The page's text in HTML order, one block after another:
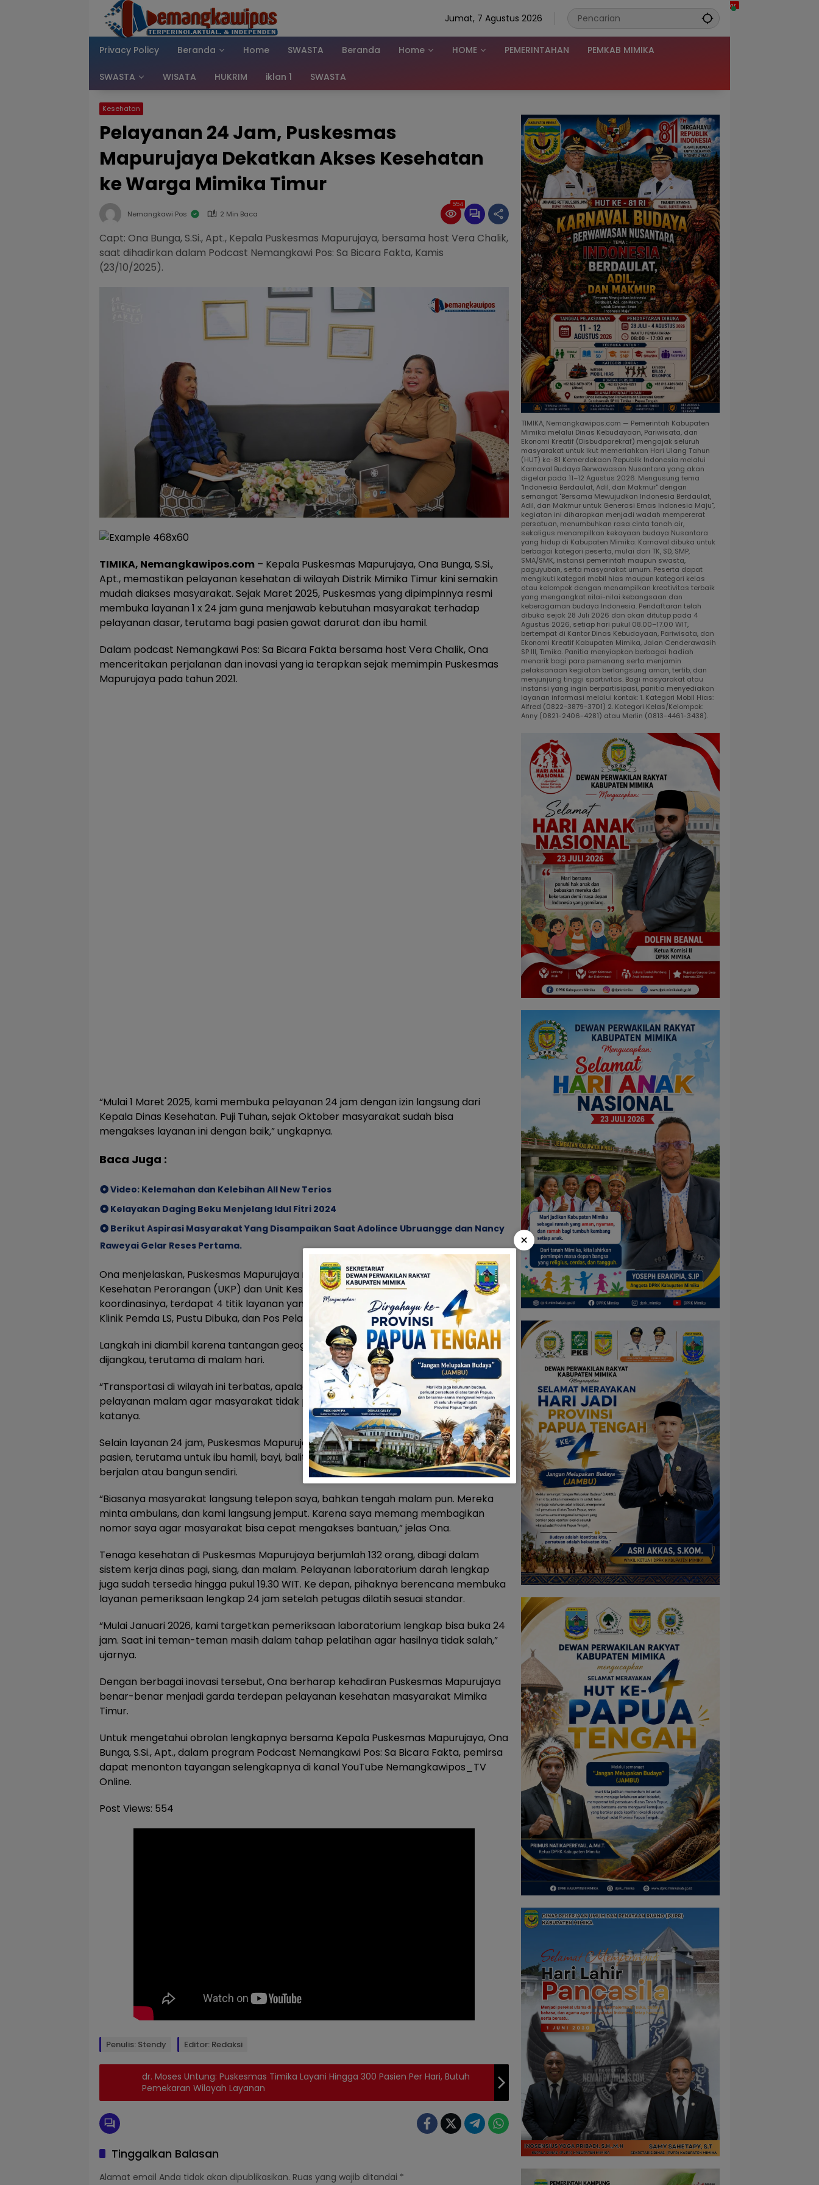
Jumat, 7 Agustus 2026
Privacy Policy Beranda Home SWASTA Beranda Home HOME PEMERINTAHAN PEMKAB MIMIKA
SWASTA WISATA HUKRIM iklan 1 SWASTA
Kesehatan
Pelayanan 24 Jam, Puskesmas
Mapurujaya Dekatkan Akses Kesehatan
ke Warga Mimika Timur
Nemangkawi Pos 2 Min Baca
554
Capt: Ona Bunga, S.Si., Apt., Kepala Puskesmas Mapurujaya, bersama host Vera Chalik,
saat dihadirkan dalam Podcast Nemangkawi Pos: Sa Bicara Fakta, Kamis
(23/10/2025).
TIMIKA, Nemangkawipos.com – Kepala Puskesmas Mapurujaya, Ona Bunga, S.Si.,
Apt., memastikan pelayanan kesehatan di wilayah Distrik Mimika Timur kini semakin
mudah diakses masyarakat. Sejak Maret 2025, Puskesmas yang dipimpinnya resmi
membuka layanan 1 x 24 jam guna menjawab kebutuhan masyarakat terhadap
pelayanan dasar, terutama bagi pasien gawat darurat dan ibu hamil.
Dalam podcast Nemangkawi Pos: Sa Bicara Fakta bersama host Vera Chalik, Ona
menceritakan perjalanan dan inovasi yang ia terapkan sejak memimpin Puskesmas
Mapurujaya pada tahun 2021.
“Mulai 1 Maret 2025, kami membuka pelayanan 24 jam dengan izin langsung dari
Kepala Dinas Kesehatan. Puji Tuhan, sejak Oktober masyarakat sudah bisa
mengakses layanan ini dengan baik,” ungkapnya.
Baca Juga :
Video: Kelemahan dan Kelebihan All New Terios
Kelayakan Daging Beku Menjelang Idul Fitri 2024
Berikut Aspirasi Masyarakat Yang Disampaikan Saat Adolince Ubruangge dan Nancy
Raweyai Gelar Reses Pertama.
Ona menjelaskan, Puskesmas Mapurujaya memiliki dua jenis layanan utama, yaitu Unit
Kesehatan Perorangan (UKP) dan Unit Kesehatan Masyarakat (UKM). Di bawah
koordinasinya, terdapat 4 titik layanan yang meliputi Klinik Pemda Cenderawasih,
Klinik Pemda LS, Pustu Dibuka, dan Pos Pelayanan Pelabuhan Pomako.
Langkah ini diambil karena tantangan geografis wilayah Mimika Timur yang sulit
dijangkau, terutama di malam hari.
“Transportasi di wilayah ini terbatas, apalagi malam hari. Karena itu kami buka
pelayanan malam agar masyarakat tidak perlu ke kota hanya untuk berobat,”
katanya.
Selain layanan 24 jam, Puskesmas Mapurujaya juga memiliki program antar jemput
pasien, terutama untuk ibu hamil, bayi, balita, lansia, serta pasien yang tidak bisa
berjalan atau bangun sendiri.
“Biasanya masyarakat langsung telepon saya, bahkan tengah malam pun. Mereka
minta ambulans, dan kami langsung jemput. Karena saya memang membagikan
nomor saya agar masyarakat bisa cepat mengakses bantuan,” jelas Ona.
Tenaga kesehatan di Puskesmas Mapurujaya berjumlah 132 orang, dibagi dalam
sistem kerja dinas pagi, siang, dan malam. Pelayanan laboratorium darah lengkap
juga sudah tersedia hingga pukul 19.30 WIT. Ke depan, pihaknya berencana membuka
layanan pemeriksaan lengkap 24 jam setelah petugas dilatih sesuai standar.
“Mulai Januari 2026, kami targetkan pemeriksaan laboratorium lengkap bisa buka 24
jam. Saat ini teman-teman masih dalam tahap pelatihan agar hasilnya tidak salah,”
ujarnya.
Dengan berbagai inovasi tersebut, Ona berharap kehadiran Puskesmas Mapurujaya
benar-benar menjadi garda terdepan pelayanan kesehatan masyarakat Mimika
Timur.
Untuk mengetahui obrolan lengkapnya bersama Kepala Puskesmas Mapurujaya, Ona
Bunga, S.Si., Apt., dalam program Podcast Nemangkawi Pos: Sa Bicara Fakta, pemirsa
dapat menonton tayangan selengkapnya di kanal YouTube Nemangkawipos_TV
Online.
Post Views: 554
Penulis: Stendy Editor: Redaksi
dr. Moses Untung: Puskesmas Timika Layani Hingga 300 Pasien Per Hari, Butuh
Pemekaran Wilayah Layanan
Tinggalkan Balasan
Alamat email Anda tidak akan dipublikasikan. Ruas yang wajib ditandai *
TIMIKA, Nemangkawipos.com — Pemerintah Kabupaten
Mimika melalui Dinas Kebudayaan, Pariwisata, dan
Ekonomi Kreatif (Disbudparekraf) mengajak seluruh
masyarakat untuk ikut memeriahkan Hari Ulang Tahun
(HUT) ke-81 Kemerdekaan Republik Indonesia melalui
Karnaval Budaya Berwawasan Nusantara yang akan
digelar pada 11–12 Agustus 2026. Mengusung tema
"Indonesia Berdaulat, Adil, dan Makmur" dengan
semangat "Bersama Mewujudkan Indonesia Berdaulat,
Adil, dan Makmur untuk Generasi Emas Indonesia Maju",
kegiatan ini diharapkan menjadi wadah mempererat
persatuan, menumbuhkan rasa cinta tanah air,
sekaligus menampilkan kekayaan budaya Nusantara
yang hidup di Kabupaten Mimika. Karnaval dibuka untuk
berbagai kategori peserta, mulai dari TK, SD, SMP,
SMA/SMK, instansi pemerintah maupun swasta,
paguyuban, serta masyarakat umum. Peserta dapat
mengikuti kategori mobil hias maupun kategori kelas
atau kelompok dengan menampilkan kreativitas terbaik
yang mengangkat nilai-nilai kebangsaan dan
keberagaman budaya Indonesia. Pendaftaran telah
dibuka sejak 28 Juli 2026 dan akan ditutup pada 4
Agustus 2026, setiap hari pukul 08.00–17.00 WIT,
bertempat di Kantor Dinas Kebudayaan, Pariwisata, dan
Ekonomi Kreatif Kabupaten Mimika, Jalan Cenderawasih
SP III, Timika. Panitia menyiapkan berbagai hadiah
menarik bagi para pemenang serta menjamin
pelaksanaan kegiatan berlangsung aman, tertib, dan
menjunjung tinggi sportivitas. Bagi masyarakat atau
instansi yang ingin berpartisipasi, panitia menyediakan
layanan informasi melalui kontak: 1. Kategori Mobil Hias:
Alfred (0822-3879-3701) 2. Kategori Kelas/Kelompok:
Anny (0821-2406-4281) atau Merlin (0813-4461-3438).
×